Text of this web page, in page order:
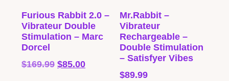
Furious Rabbit 2.0 –
Vibrateur Double
Stimulation – Marc
Dorcel
$169.99 $85.00
Mr.Rabbit –
Vibrateur
Rechargeable –
Double Stimulation
– Satisfyer Vibes
$89.99